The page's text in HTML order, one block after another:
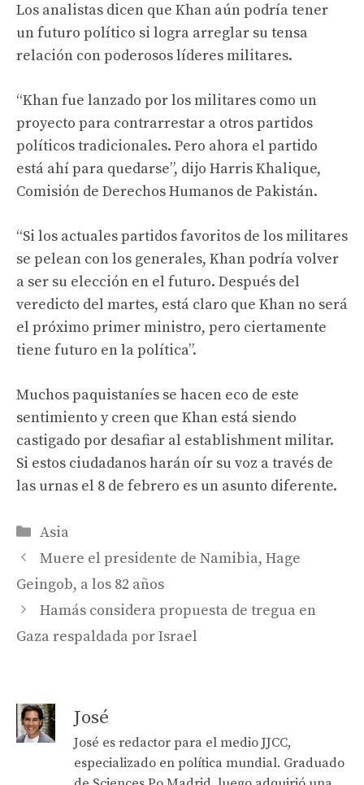
Los analistas dicen que Khan aún podría tener
un futuro político si logra arreglar su tensa
relación con poderosos líderes militares.
“Khan fue lanzado por los militares como un
proyecto para contrarrestar a otros partidos
políticos tradicionales. Pero ahora el partido
está ahí para quedarse”, dijo Harris Khalique,
Comisión de Derechos Humanos de Pakistán.
“Si los actuales partidos favoritos de los militares
se pelean con los generales, Khan podría volver
a ser su elección en el futuro. Después del
veredicto del martes, está claro que Khan no será
el próximo primer ministro, pero ciertamente
tiene futuro en la política”.
Muchos paquistaníes se hacen eco de este
sentimiento y creen que Khan está siendo
castigado por desafiar al establishment militar.
Si estos ciudadanos harán oír su voz a través de
las urnas el 8 de febrero es un asunto diferente.
Categories
Asia
Muere el presidente de Namibia, Hage
Geingob, a los 82 años
Hamás considera propuesta de tregua en
Gaza respaldada por Israel
José
José es redactor para el medio JJCC,
especializado en política mundial. Graduado